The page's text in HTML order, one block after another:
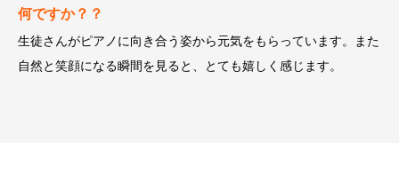
何ですか？？
生徒さんがピアノに向き合う姿から元気をもらっています。また
自然と笑顔になる瞬間を見ると、とても嬉しく感じます。